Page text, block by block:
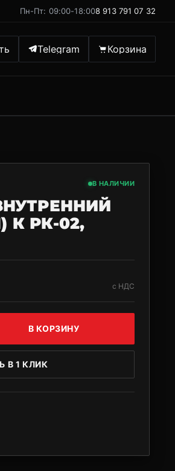
Пн-Пт: 09:00-18:008 913 791 07 32
Telegram Корзина
В НАЛИЧИИ
К РК-02,
с НДС
В КОРЗИНУ
В 1 КЛИК